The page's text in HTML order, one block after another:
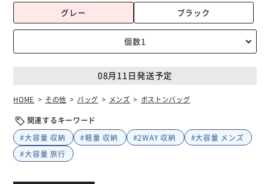
グレー
ブラック
08月11日発送予定
HOME その他 バッグ メンズ ボストンバッグ
関連するキーワード
#大容量 収納
#軽量 収納 #2WAY 収納
#大容量 メンズ
#大容量 旅行